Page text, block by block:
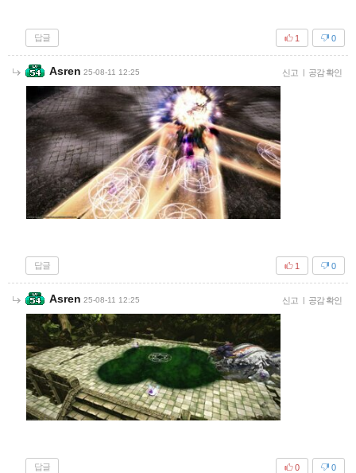
답글 0
1
Asren 25-08-11 12:25 신고 | 공감 확인
답글 0
1
Asren 25-08-11 12:25 신고 | 공감 확인
답글 0
0